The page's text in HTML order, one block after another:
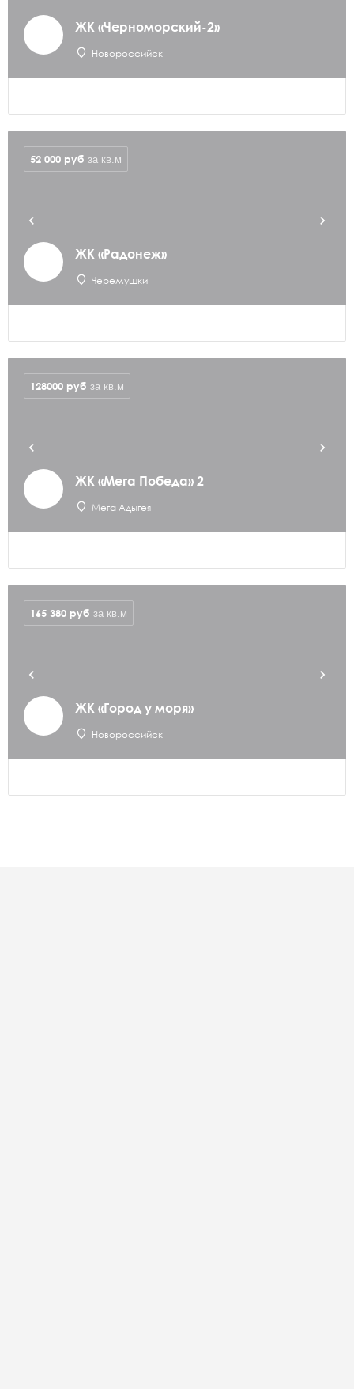
ЖК «Черноморский-2»
Новороссийск
ЖК «Радонеж»
Черемушки
52 000 руб за кв.м
ЖК «Мега Победа» 2
Мега Адыгея
128000 руб за кв.м
ЖК «Город у моря»
Новороссийск
165 380 руб за кв.м